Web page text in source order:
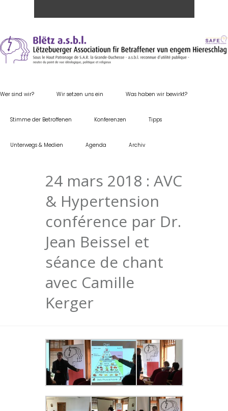
Wer sind wir? Wir setzen uns ein Was haben wir bewirkt?
Stimme der Betroffenen Konferenzen Tipps
Unterwegs & Medien Agenda Archiv
24 mars 2018 : AVC
& Hypertension
conférence par Dr.
Jean Beissel et
séance de chant
avec Camille
Kerger